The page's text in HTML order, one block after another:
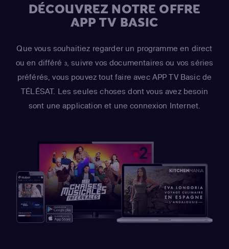
DÉCOUVREZ NOTRE OFFRE
APP TV BASIC
Que vous souhaitiez regarder un programme en direct
ou en différé 3
, suivre vos documentaires ou vos séries
préférés, vous pouvez tout faire avec APP TV Basic de
TÉLÉSAT. Les seules choses dont vous avez besoin
sont une application et une connexion Internet.